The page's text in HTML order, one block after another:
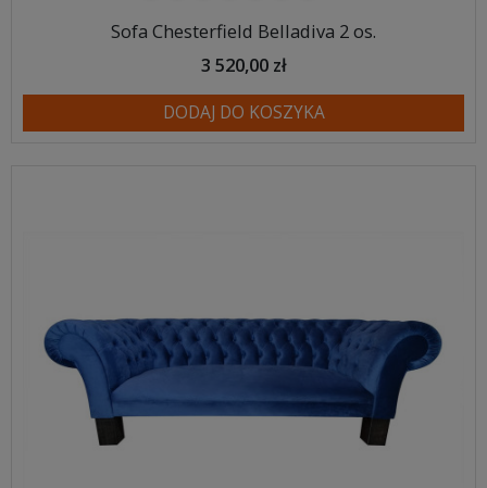
Sofa Chesterfield Belladiva 2 os.
3 520,00 zł
DODAJ DO KOSZYKA